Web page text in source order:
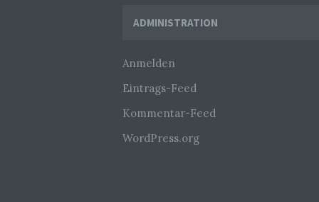
Widgets
ADMINISTRATION
Anmelden
Eintrags-Feed
Kommentar-Feed
WordPress.org